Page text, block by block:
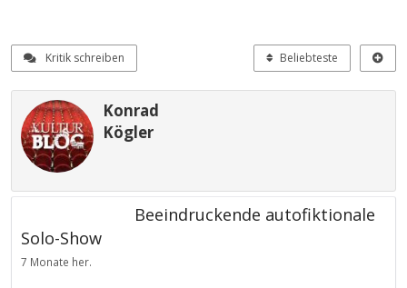
Kritik schreiben Beliebteste
Konrad
Kögler
Beeindruckende autofiktionale
Solo-Show
7 Monate her.